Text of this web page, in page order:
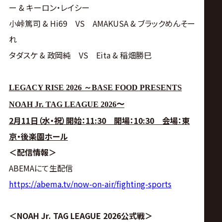
ー & キーロン・レイシー
小峠篤司 & Hi69 VS AMAKUSA & ブラックめんそー
れ
タダスケ & 政岡純 VS Eita & 稲畑勝巳
LEGACY RISE 2026 ～BASE FOOD PRESENTS
NOAH Jr. TAG LEAGUE 2026〜
2月11日（水・祝）開始：11:30 開場：10:30 会場：東
京・後楽園ホール
＜配信情報＞
ABEMAにて生配信
https://abema.tv/now-on-air/fighting-sports
＜NOAH Jr. TAG LEAGUE 2026公式戦＞